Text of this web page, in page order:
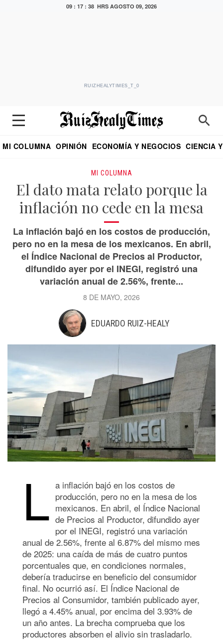
09 : 17 : 39 HRS AGOSTO 09, 2026
RUIZHEALYTIMES_T_0
MI COLUMNA OPINIÓN ECONOMÍA Y NEGOCIOS CIENCIA
MI COLUMNA
El dato mata relato porque la
inflación no cede en la mesa
La inflación bajó en los costos de producción,
pero no en la mesa de los mexicanos. En abril,
el Índice Nacional de Precios al Productor,
difundido ayer por el INEGI, registró una
variación anual de 2.56%, frente...
8 DE MAYO, 2026
EDUARDO RUIZ-HEALY
L a inflación bajó en los costos de
producción, pero no en la mesa de los
mexicanos. En abril, el Índice Nacional
de Precios al Productor, difundido ayer
por el INEGI, registró una variación
anual de 2.56%, frente al 6.87% del mismo mes
de 2025: una caída de más de cuatro puntos
porcentuales que, en condiciones normales,
debería traducirse en beneficio del consumidor
final. No ocurrió así. El Índice Nacional de
Precios al Consumidor, también publicado ayer,
llegó a 4.45% anual, por encima del 3.93% de
un año antes. La brecha comprueba que los
productores absorben el alivio sin trasladarlo.